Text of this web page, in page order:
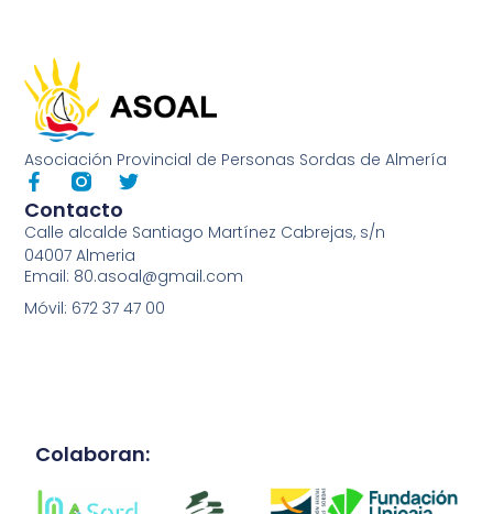
Asociación Provincial de Personas Sordas de Almería
Contacto
Calle alcalde Santiago Martínez Cabrejas, s/n
04007 Almeria
Email: 80.asoal@gmail.com
Móvil: 672 37 47 00
Colaboran: